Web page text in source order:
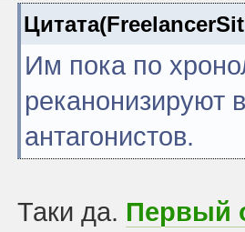
Им пока по
реканонизируют
антагонистов.
Таки да. Первый